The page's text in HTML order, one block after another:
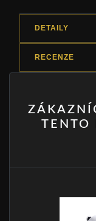
DETAILY
RECENZE
TENTO